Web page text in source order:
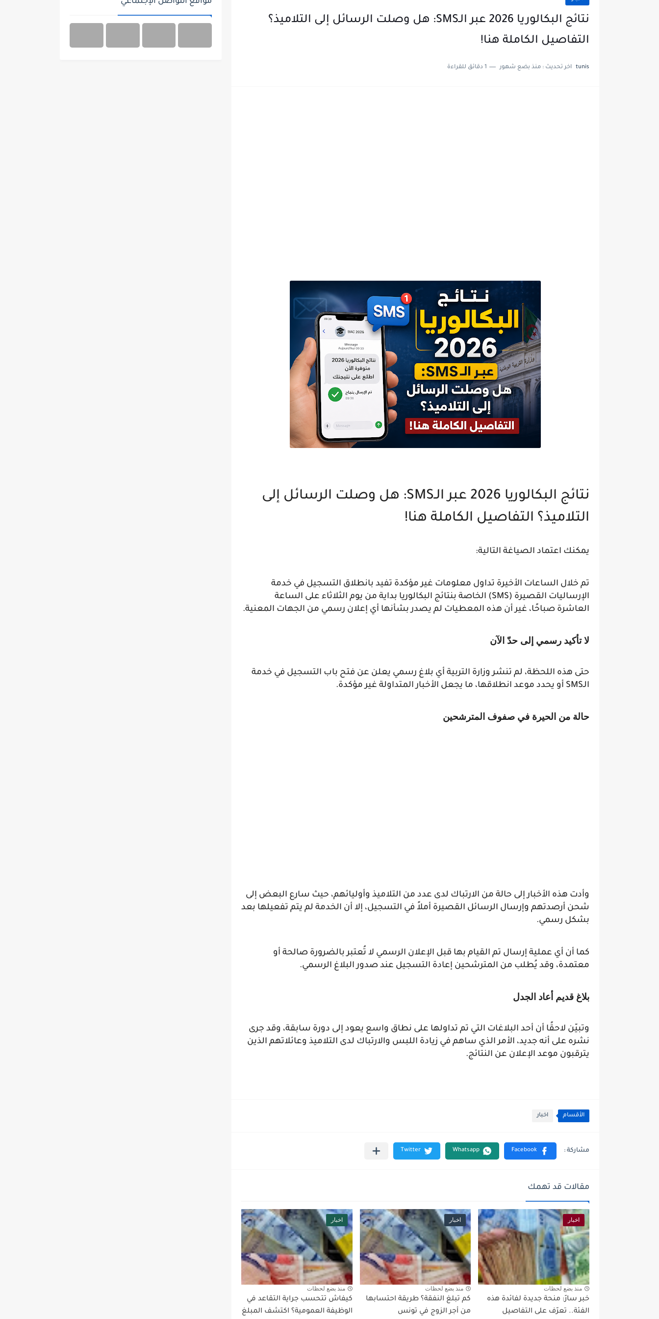
نتائج البكالوريا 2026 عبر الـSMS: هل وصلت الرسائل إلى التلاميذ؟
التفاصيل الكاملة هنا!
tunis اخر تحديث : منذ بضع شهور 1 دقائق للقراءة
نتائج البكالوريا 2026 عبر الـSMS: هل وصلت الرسائل إلى
التلاميذ؟ التفاصيل الكاملة هنا!
يمكنك اعتماد الصياغة التالية:
تم خلال الساعات الأخيرة تداول معلومات غير مؤكدة تفيد بانطلاق التسجيل في خدمة
الإرساليات القصيرة (SMS) الخاصة بنتائج البكالوريا بداية من يوم الثلاثاء على الساعة
العاشرة صباحًا، غير أن هذه المعطيات لم يصدر بشأنها أي إعلان رسمي من الجهات المعنية.
لا تأكيد رسمي إلى حدّ الآن
حتى هذه اللحظة، لم تنشر وزارة التربية أي بلاغ رسمي يعلن عن فتح باب التسجيل في خدمة
الـSMS أو يحدد موعد انطلاقها، ما يجعل الأخبار المتداولة غير مؤكدة.
حالة من الحيرة في صفوف المترشحين
وأدت هذه الأخبار إلى حالة من الارتباك لدى عدد من التلاميذ وأوليائهم، حيث سارع البعض إلى
شحن أرصدتهم وإرسال الرسائل القصيرة أملاً في التسجيل، إلا أن الخدمة لم يتم تفعيلها بعد
بشكل رسمي.
كما أن أي عملية إرسال تم القيام بها قبل الإعلان الرسمي لا تُعتبر بالضرورة صالحة أو
معتمدة، وقد يُطلب من المترشحين إعادة التسجيل عند صدور البلاغ الرسمي.
بلاغ قديم أعاد الجدل
وتبيّن لاحقًا أن أحد البلاغات التي تم تداولها على نطاق واسع يعود إلى دورة سابقة، وقد جرى
نشره على أنه جديد، الأمر الذي ساهم في زيادة اللبس والارتباك لدى التلاميذ وعائلاتهم الذين
يترقبون موعد الإعلان عن النتائج.
الأقسام اخبار
مقالات قد تهمك
اخبار
منذ بضع لحظات
خبر سارّ: منحة جديدة لفائدة هذه
الفئة.. تعرّف على التفاصيل
اخبار
منذ بضع لحظات
كم تبلغ النفقة؟ طريقة احتسابها
من أجر الزوج في تونس
اخبار
منذ بضع لحظات
كيفاش تتحسب جراية التقاعد في
الوظيفة العمومية؟ اكتشف المبلغ